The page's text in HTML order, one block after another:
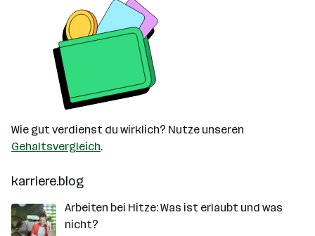
Wie gut verdienst du wirklich? Nutze unseren
Gehaltsvergleich.
karriere.blog
Arbeiten bei Hitze: Was ist erlaubt und was
nicht?